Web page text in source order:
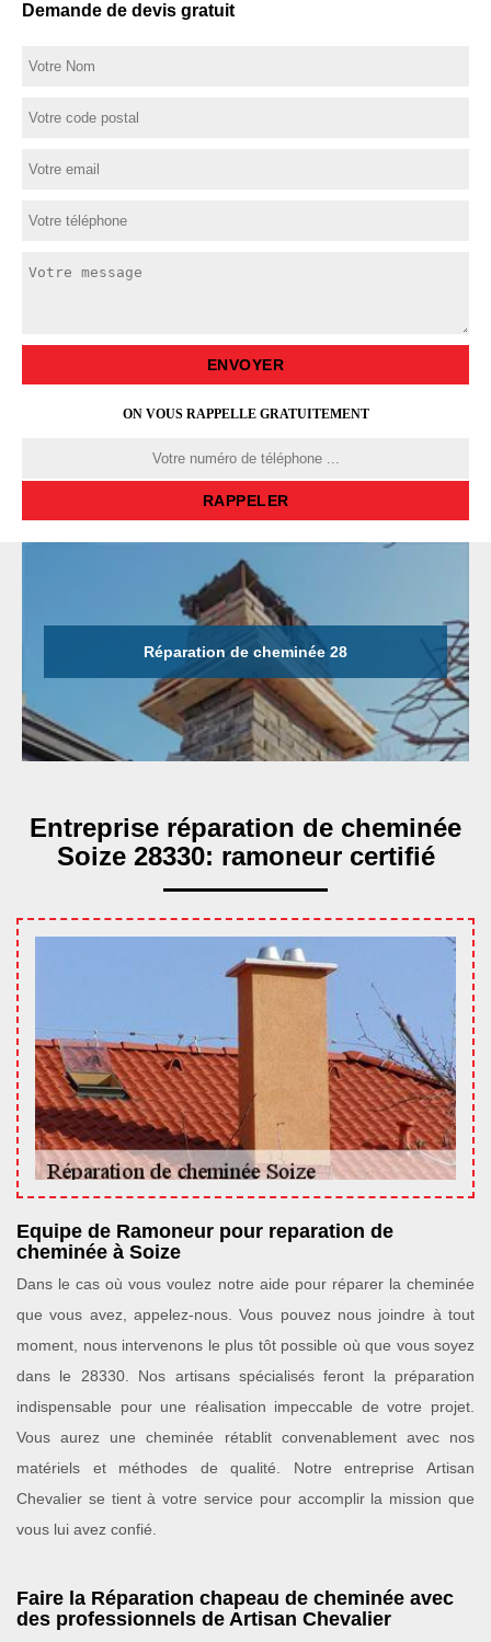
Demande de devis gratuit
ON VOUS RAPPELLE GRATUITEMENT
Réparation de cheminée 28
Entreprise réparation de cheminée
Soize 28330: ramoneur certifié
Equipe de Ramoneur pour reparation de
cheminée à Soize
Dans le cas où vous voulez notre aide pour réparer la cheminée
que vous avez, appelez-nous. Vous pouvez nous joindre à tout
moment, nous intervenons le plus tôt possible où que vous soyez
dans le 28330. Nos artisans spécialisés feront la préparation
indispensable pour une réalisation impeccable de votre projet.
Vous aurez une cheminée rétablit convenablement avec nos
matériels et méthodes de qualité. Notre entreprise Artisan
Chevalier se tient à votre service pour accomplir la mission que
vous lui avez confié.
Faire la Réparation chapeau de cheminée avec
des professionnels de Artisan Chevalier